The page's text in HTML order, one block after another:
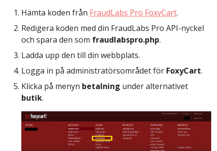
Hämta koden från FraudLabs Pro FoxyCart.
Redigera koden med din FraudLabs Pro API-nyckel
och spara den som fraudlabspro.php.
Ladda upp den till din webbplats.
Logga in på administratörsområdet för FoxyCart.
Klicka på menyn betalning under alternativet
butik.